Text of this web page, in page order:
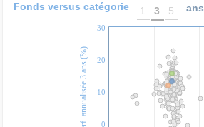
Fonds versus catégorie 1 3 5 ans
0
10
20
30
Perf. annualisée 3 ans (%)